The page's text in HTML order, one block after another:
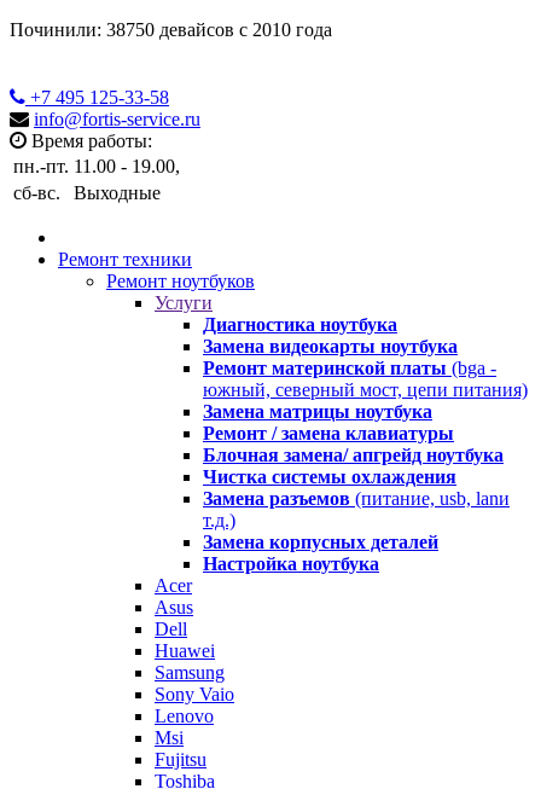
Починили: 38750 девайсов с 2010 года
+7 495 125-33-58
info@fortis-service.ru
Время работы:
пн.-пт. 11.00 - 19.00,
сб-вс.
Выходные
Ремонт техники
Ремонт ноутбуков
Услуги
Диагностика ноутбука
Замена видеокарты ноутбука
Ремонт материнской платы (bga -
южный, северный мост, цепи питания)
Замена матрицы ноутбука
Ремонт / замена клавиатуры
Блочная замена/ апгрейд ноутбука
Чистка системы охлаждения
Замена разъемов (питание, usb, lanи
т.д.)
Замена корпусных деталей
Настройка ноутбука
Acer
Asus
Dell
Huawei
Samsung
Sony Vaio
Lenovo
Msi
Fujitsu
Toshiba